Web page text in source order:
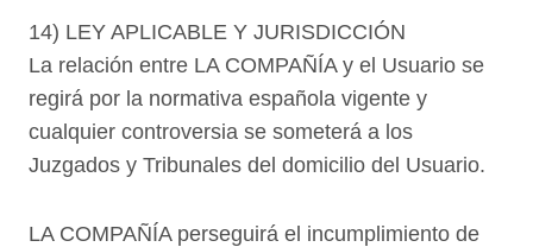
14) LEY APLICABLE Y JURISDICCIÓN
La relación entre LA COMPAÑÍA y el Usuario se
regirá por la normativa española vigente y
cualquier controversia se someterá a los
Juzgados y Tribunales del domicilio del Usuario.
LA COMPAÑÍA perseguirá el incumplimiento de